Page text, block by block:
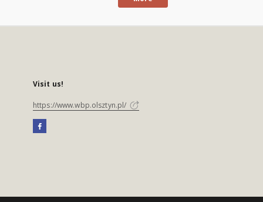
Visit us!
https://www.wbp.olsztyn.pl/